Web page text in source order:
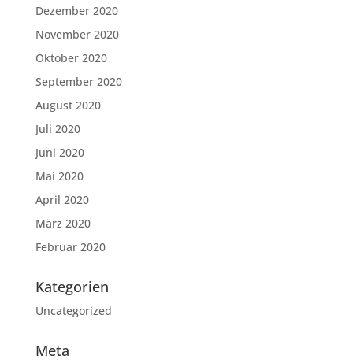
Dezember 2020
November 2020
Oktober 2020
September 2020
August 2020
Juli 2020
Juni 2020
Mai 2020
April 2020
März 2020
Februar 2020
Kategorien
Uncategorized
Meta